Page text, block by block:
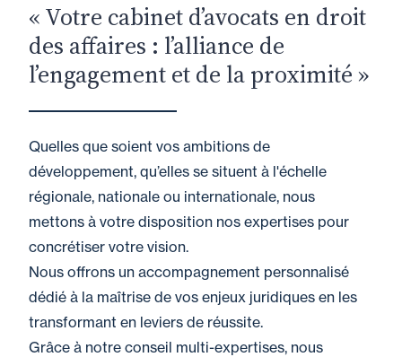
« Votre cabinet d’avocats en droit
des affaires : l’alliance de
l’engagement et de la proximité »
Quelles que soient vos ambitions de
développement, qu’elles se situent à l'échelle
régionale, nationale ou internationale, nous
mettons à votre disposition nos expertises pour
concrétiser votre vision.
Nous offrons un accompagnement personnalisé
dédié à la maîtrise de vos enjeux juridiques en les
transformant en leviers de réussite.
Grâce à notre conseil multi-expertises, nous